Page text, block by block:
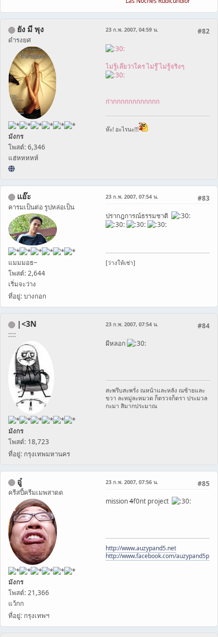
ยัง มี พุง
ดำรงยศ
มังกร
โพสต์: 6,346
แฮ่หหหหห์
#82
23 ก.พ. 2007, 04:59 น.
ไม่รู้เล๊ยว่าใคร ไม่รู๊ ไม่รู้จริงๆ
ก่ากกกกกกกกกกกก
ห๊ะ! อะไรนะ!!!
แอ๊ะ
คารมเป็นต่อ รูปหล่อเป็น
แมมมอธ~
โพสต์: 2,644
เริ่มจะว่าง
ที่อยู่: บางกอก
#83
23 ก.พ. 2007, 07:54 น.
ปรากฎการณ์ธรรมชาติ
[ว่างให้เช่า]
|<3N
::::
มังกร
โพสต์: 18,723
ที่อยู่: กรุงเทพมหานคร
#84
23 ก.พ. 2007, 07:54 น.
ผีหลอก
สะพรึบสะพรั่ง ณหน้าและหลัง ณซ้ายและ
ขวา ละหมู่ละหมวด ก็ตรวจก็ตรา ประมวล
กะมา สิมากประมาณ
อู๋
ครีสปี้ครีมเมพสาดด
มังกร
โพสต์: 21,366
แว้กก
ที่อยู่: กรุงเทพฯ
#85
23 ก.พ. 2007, 07:56 น.
mission4f0nt project
http://www.auzypand5.net
http://www.facebook.com/